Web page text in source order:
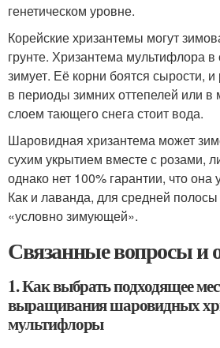
генетическом уровне.
Корейские хризантемы могут
грунте. Хризантема мультифлора
зимует. Её корни боятся сырости,
в периоды зимних оттепелей или в
слоем тающего снега стоит вода.
Шаровидная хризантема может
сухим укрытием вместе с розами,
однако нет 100% гарантии, что
Как и лаванда, для средней полосы
«условно зимующей».
Связанные вопросы и
1. Как выбрать подходящее
выращивания шаровидных
мультифлоры